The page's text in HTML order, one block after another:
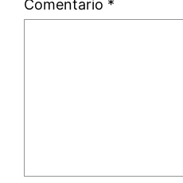
Comentario *